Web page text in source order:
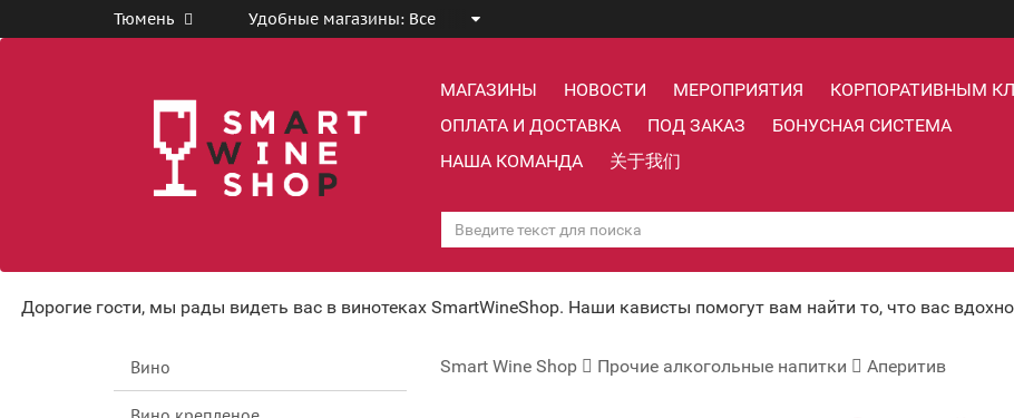
Тюмень Удобные магазины: Все
МАГАЗИНЫ НОВОСТИ МЕРОПРИЯТИЯ
КОРПОРАТИВНЫМ
ОПЛАТА И ДОСТАВКА
ПОД ЗАКАЗ
БОНУСНАЯ СИСТЕМА
НАША КОМАНДА
关于我们
Дорогие гости, мы рады видеть вас в винотеках SmartWineShop. Наши кависты помогут вам найти то, что вас
Вино Smart Wine Shop Прочие алкогольные напитки Аперитив